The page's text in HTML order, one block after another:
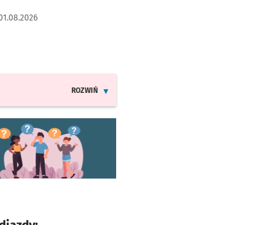
ROZWIŃ
się w nowej karcie